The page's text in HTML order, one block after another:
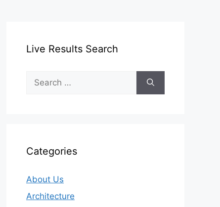
Live Results Search
Search
for:
Categories
About Us
Architecture